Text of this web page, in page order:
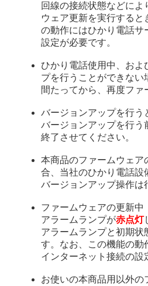
回線の接続状態などに
ウェア更新を実行する
の動作にはひかり電話サ
設定が必要です。
ひかり電話使用中、お
プを行うことができな
間たってから、再度フ
バージョンアップを行う
バージョンアップを行
終了させてください。
本商品のファームウェア
合、当社のひかり電話設
バージョンアップ操作は
ファームウェアの更新
アラームランプが赤点灯
アラームランプと初期
す。なお、この機能の動
インターネット接続の設
お使いの本商品用以外